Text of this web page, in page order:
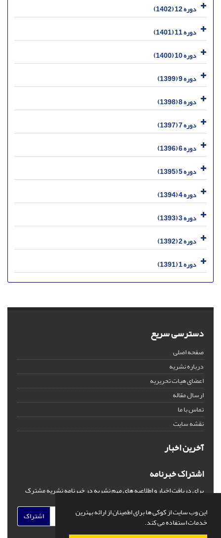
این وب سایت از کوکی ها برای اطمینان از ارائه بهترین
خدمات استفاده می کند.
دوره 12 (1402)
دوره 11 (1401)
دوره 10 (1400)
دوره 9 (1399)
دوره 8 (1398)
دوره 7 (1397)
دوره 6 (1396)
دوره 5 (1395)
دوره 4 (1394)
دوره 3 (1393)
دوره 2 (1392)
دوره 1 (1391)
دسترسی سریع
صفحه اصلی
درباره نشریه
اعضای هیات تحریریه
ارسال مقاله
تماس با ما
نقشه سایت
آخرین اخبار
اشتراک خبرنامه
برای دریافت اخبار و اطلاعیه های مهم نشریه در خبرنامه نشریه مشترک
اشتراک